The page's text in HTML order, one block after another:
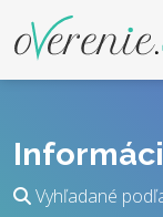
Vyhľadané